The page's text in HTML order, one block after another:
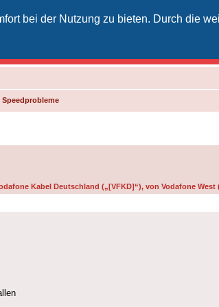
bei der Nutzung zu bieten. Durch die
Kabel Deutschland („[VFKD]“), von Vodafone